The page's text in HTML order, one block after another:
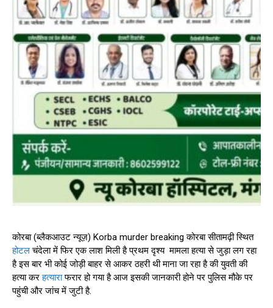
कोरबा (ब्लैकआउट न्यूज़) Korba murder breaking कोरबा सीतामढ़ी स्थित
होटलचंदेला में फिर एक लाश मिली है प्रथम दृश्य मामला हत्या से जुड़ा लग रहा
है इस बार भी कोई जोड़ी बाहर से आकर ठहरी थी माना जा रहा है की युवती की
हत्या करहत्याराफरार हो गया है आज इसकी जानकारी होने पर पुलिस मौके पर
पहुंची और जांच में जुटी है.